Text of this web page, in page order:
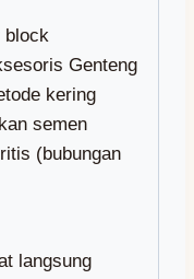
block
Genteng
kering
semen
(bubungan
langsung